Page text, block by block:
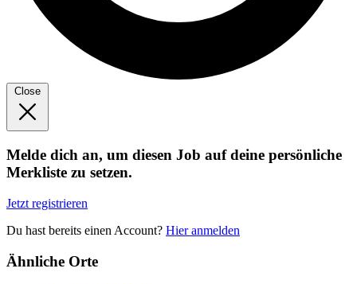
Close
Melde dich an, um diesen Job auf deine persönliche
Merkliste zu setzen.
Jetzt registrieren
Du hast bereits einen Account? Hier anmelden
Ähnliche Orte